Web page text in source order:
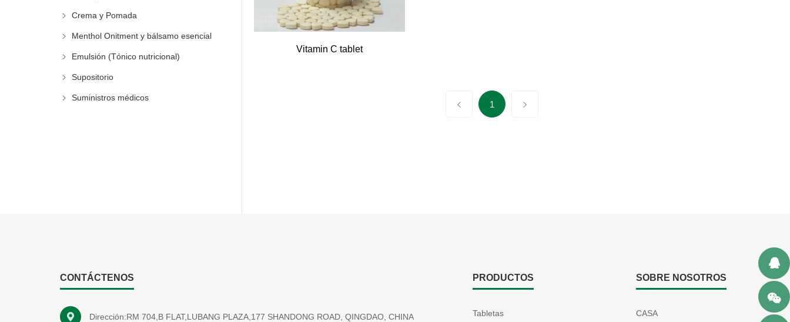
Crema y Pomada
Menthol Onitment y bálsamo esencial
Emulsión (Tónico nutricional)
Supositorio
Suministros médicos
Vitamin C tablet
1
CONTÁCTENOS
Dirección:RM 704,B FLAT,LUBANG PLAZA,177 SHANDONG ROAD, QINGDAO, CHINA
PRODUCTOS
Tabletas
SOBRE NOSOTROS
CASA